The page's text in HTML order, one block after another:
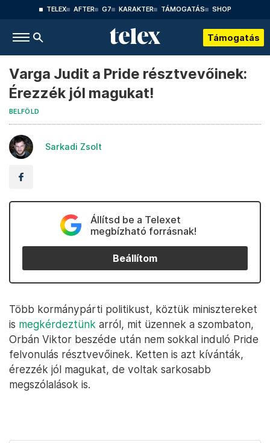
TELEX AFTER G7 KARAKTER TÁMOGATÁS SHOP
Támogatás
Varga Judit a Pride résztvevőinek:
Érezzék jól magukat!
BELFÖLD
Sarkadi Zsolt
Állítsd be a Telexet
megbízható forrásnak!
Beállítom
Több kormánypárti politikust, köztük minisztereket
is megkérdeztünk arról, mit üzennek a szombaton,
Orbán Viktor beszéde után nem sokkal induló Pride
felvonulás résztvevőinek. Ketten is azt kívánták,
érezzék jól magukat, de voltak sarkosabb
megszólalások is.